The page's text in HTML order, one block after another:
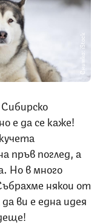
Снимка: iStock
е да се каже!
пръв поглед, а
Но в много
някои от
ви е една идея